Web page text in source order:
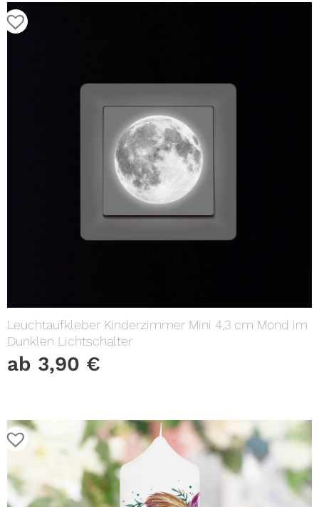
Leuchtaufkleber Kinderzimmer Mini 4,3 cm Mond im
Dunklen Lichtschalter
ab 3,90 €